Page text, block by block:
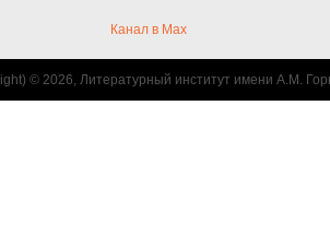
Канал в Max
© 2026, Литературный институт имени А.М.